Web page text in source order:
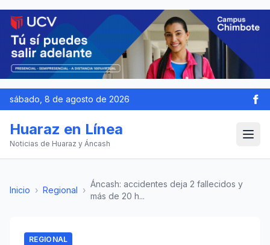
sábado, 8 de agosto de 2026
Huaraz en Línea
Noticias de Huaraz y Áncash
Inicio › Regional ›
Áncash: accidentes deja 2 fallecidos y
más de 20 h...
REGIONAL